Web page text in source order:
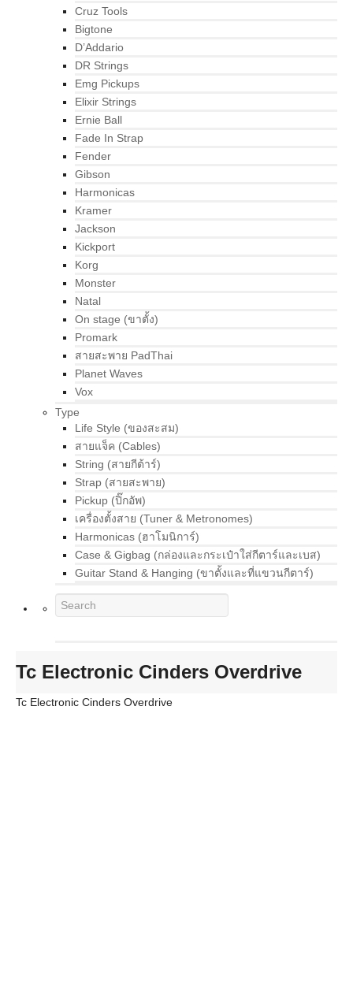
Cruz Tools
Bigtone
D’Addario
DR Strings
Emg Pickups
Elixir Strings
Ernie Ball
Fade In Strap
Fender
Gibson
Harmonicas
Kramer
Jackson
Kickport
Korg
Monster
Natal
On stage (ขาตั้ง)
Promark
สายสะพาย PadThai
Planet Waves
Vox
Type
Life Style (ของสะสม)
สายแจ็ค (Cables)
String (สายกีต้าร์)
Strap (สายสะพาย)
Pickup (ปิ๊กอัพ)
เครื่องตั้งสาย (Tuner & Metronomes)
Harmonicas (ฮาโมนิการ์)
Case & Gigbag (กล่องและกระเป๋าใส่กีตาร์และเบส)
Guitar Stand & Hanging (ขาตั้งและที่แขวนกีตาร์)
Tc Electronic Cinders Overdrive
Tc Electronic Cinders Overdrive